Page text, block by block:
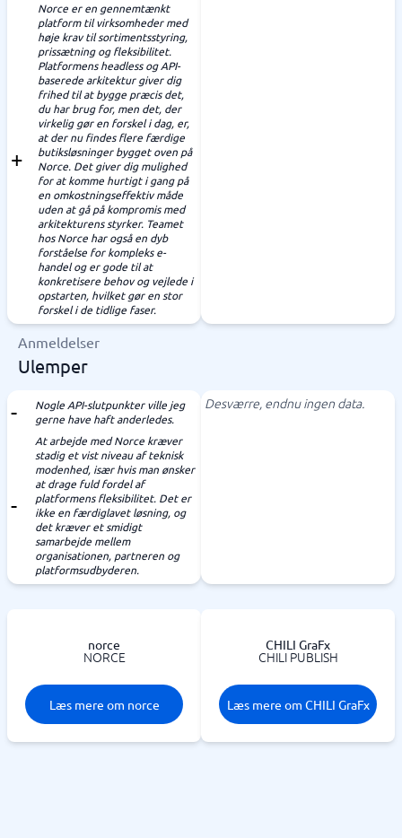
Norce er en gennemtænkt
platform til virksomheder med
høje krav til sortimentsstyring,
prissætning og fleksibilitet.
Platformens headless og API-
baserede arkitektur giver dig
frihed til at bygge præcis det,
du har brug for, men det, der
virkelig gør en forskel i dag, er,
at der nu findes flere færdige
butiksløsninger bygget oven på
Norce. Det giver dig mulighed
for at komme hurtigt i gang på
en omkostningseffektiv måde
uden at gå på kompromis med
arkitekturens styrker. Teamet
hos Norce har også en dyb
forståelse for kompleks e-
handel og er gode til at
konkretisere behov og vejlede i
opstarten, hvilket gør en stor
forskel i de tidlige faser.
Anmeldelser
Ulemper
Nogle API-slutpunkter ville jeg
gerne have haft anderledes.
At arbejde med Norce kræver
stadig et vist niveau af teknisk
modenhed, især hvis man ønsker
at drage fuld fordel af
platformens fleksibilitet. Det er
ikke en færdiglavet løsning, og
det kræver et smidigt
samarbejde mellem
organisationen, partneren og
platformsudbyderen.
Desværre, endnu ingen data.
norce
NORCE
Læs mere om norce
CHILI GraFx
CHILI PUBLISH
Læs mere om CHILI GraFx